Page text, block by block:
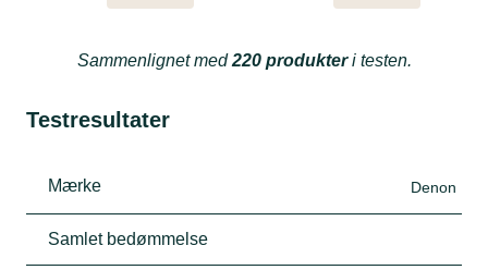
Sammenlignet med220 produkteri testen.
Testresultater
Mærke Denon
Samlet bedømmelse